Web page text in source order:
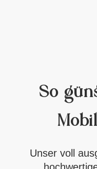
So
Unser voll